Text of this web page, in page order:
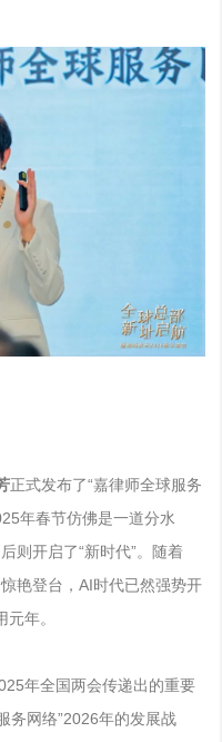
正式发布了“嘉律师全球服务
年春节仿佛是一道分水
则开启了“新时代”。随着
艳登台，AI时代已然强势开
年。
年全国两会传递出的重要
务网络”2026年的发展战